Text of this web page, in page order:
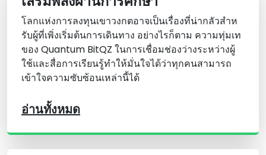
โลกแห่งการลงทุนเขาวงกตอาจเป็นเรื่องที่น่ากลัวสําห
รับผู้ที่เพิ่งเริ่มต้นการเดินทาง อย่างไรก็ตาม ความทุ่มเท
ของ Quantum BitQZ ในการเชื่อมช่องว่างระหว่างผู้
ใช้และสื่อการเรียนรู้ทําให้มั่นใจได้ว่าทุกคนสามารถ
เข้าใจความซับซ้อนเหล่านี้ได้
อ่านทั้งหมด